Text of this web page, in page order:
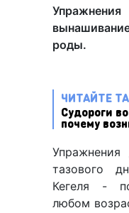
Упражнения
роды.
ЧИТАЙТЕ
Судороги
почему
тазового
Кегеля -
любом